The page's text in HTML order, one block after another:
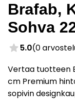
Brafab,
Sohva
5.0(0
Vertaa tuotteen
cm Premium
sopivin